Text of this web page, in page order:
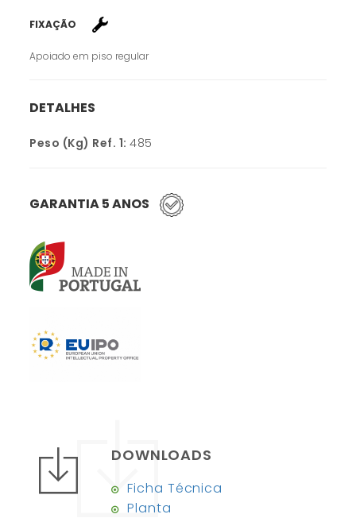
FIXAÇÃO
Apoiado em piso regular
DETALHES
Peso (Kg) Ref. 1:485
GARANTIA 5 ANOS
DOWNLOADS
Ficha Técnica
Planta